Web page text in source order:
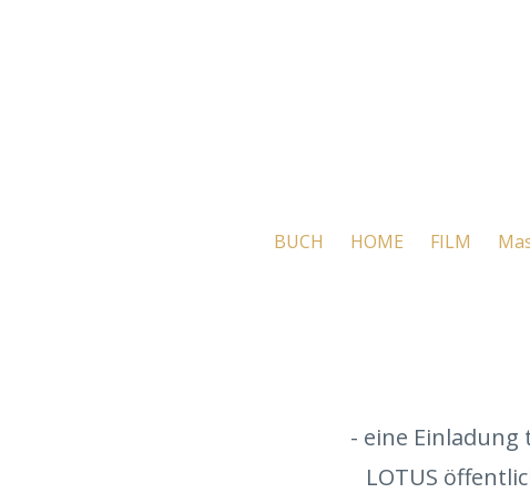
BUCH HOME FILM
- eine
LOTUS